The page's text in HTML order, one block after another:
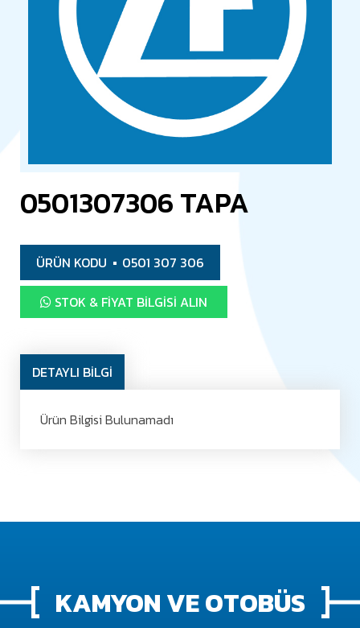
0501307306 TAPA
ÜRÜN KODU 0501 307 306
STOK & FIYAT BILGISI ALIN
DETAYLI BİLGİ
Ürün Bilgisi Bulunamadı
KAMYON VE OTOBÜS